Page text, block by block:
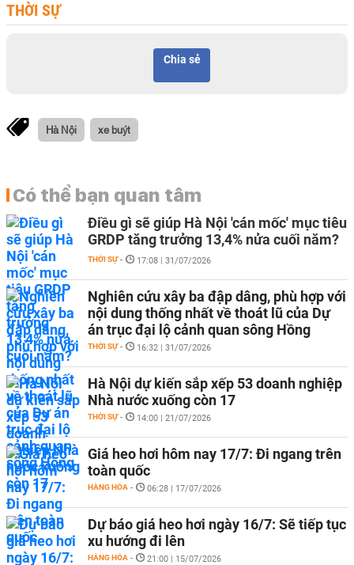
THỜI SỰ
Chia sẻ
Hà Nội xe buýt
Có thể bạn quan tâm
Điều gì sẽ giúp Hà Nội 'cán mốc' mục tiêu
GRDP tăng trưởng 13,4% nửa cuối năm?
THỜI SỰ - 17:08 | 31/07/2026
Nghiên cứu xây ba đập dâng, phù hợp với
nội dung thống nhất về thoát lũ của Dự
án trục đại lộ cảnh quan sông Hồng
THỜI SỰ - 16:32 | 31/07/2026
Hà Nội dự kiến sắp xếp 53 doanh nghiệp
Nhà nước xuống còn 17
THỜI SỰ - 14:00 | 21/07/2026
Giá heo hơi hôm nay 17/7: Đi ngang trên
toàn quốc
HÀNG HÓA - 06:28 | 17/07/2026
Dự báo giá heo hơi ngày 16/7: Sẽ tiếp tục
xu hướng đi lên
HÀNG HÓA - 21:00 | 15/07/2026